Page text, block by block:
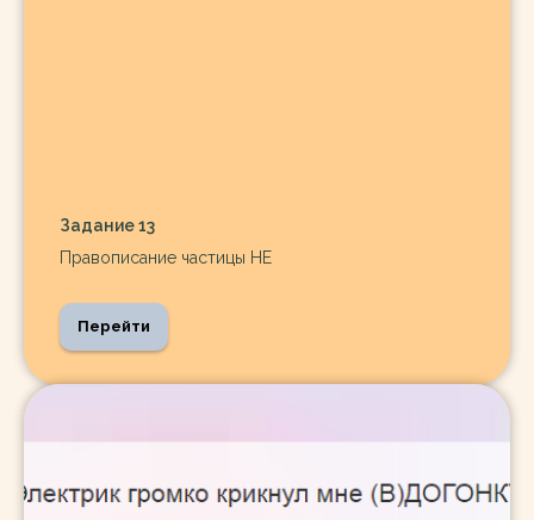
Задание 13
Правописание частицы НЕ
Перейти